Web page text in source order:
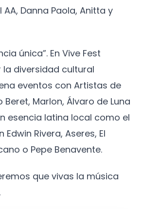
AA, Danna Paola, Anitta y
única”. En Vive Fest
diversidad cultural
eventos con Artistas de
Marlon, Álvaro de Luna
esencia latina local como el
Edwin Rivera, Aseres, El
o Pepe Benavente.
que vivas la música